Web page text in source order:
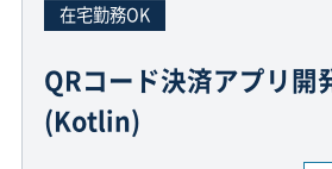
在宅勤務OK
QRコード決済アプリ開
(Kotlin)